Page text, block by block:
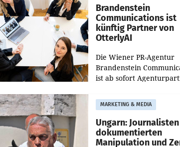
verdoppelte (+102
Brandenstein
Communications ist
künftig Partner von
OtterlyAI
Die Wiener PR-Agentur
Brandenstein
ist ab sofort
Optimierungsplattform
OtterlyAI. Damit baut die
Agentur ihr
MARKETING & MEDIA
Ungarn: Journalisten
dokumentierten
Manipulation und